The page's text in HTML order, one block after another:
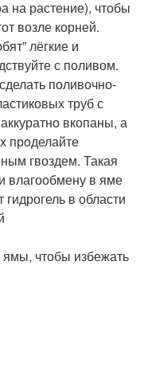
на растение), чтобы
возле корней.
лёгкие и
с поливом.
поливочно-
труб с
вкопаны, а
проделайте
гвоздем. Такая
влагообмену в яме
в области
чтобы избежать